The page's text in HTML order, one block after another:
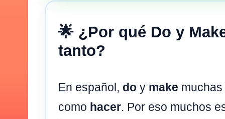
🌟 ¿Por qué Do y
tanto?
En español, do y make
como hacer. Por eso muchos